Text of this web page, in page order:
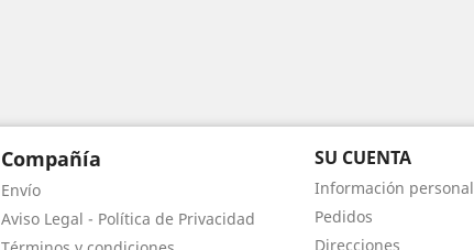
Compañía
Envío
Aviso Legal - Política de Privacidad
SU CUENTA
Información personal
Pedidos
Direcciones